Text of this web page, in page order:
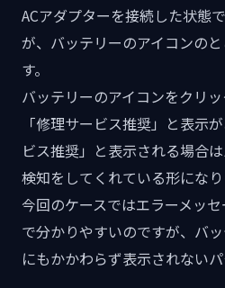
ACアダプターを接続した状態
が、バッテリーのアイコンの
す。
バッテリーのアイコンをクリ
「修理サービス推奨」と表示
ビス推奨」と表示される場合
検知をしてくれている形になり
今回のケースではエラーメッ
で分かりやすいのですが、バ
にもかかわらず表示されないパ